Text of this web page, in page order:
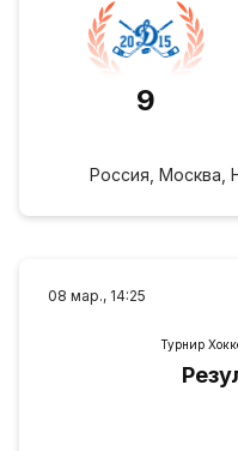
9
Россия, Москва,
08 мар., 14:25
Турнир